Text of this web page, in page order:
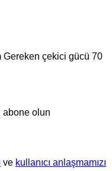
Gereken çekici gücü 70
abone olun
ve kullanıcı anlaşmamızı